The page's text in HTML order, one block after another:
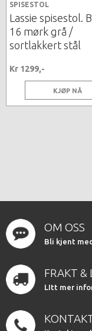
SPISESTOL
Lassie spisestol.
16 mørk grå /
sortlakkert stål
Kr 1299,-
KJØP NÅ
OM OSS
Bli kjent
FRAKT &
LItt mer